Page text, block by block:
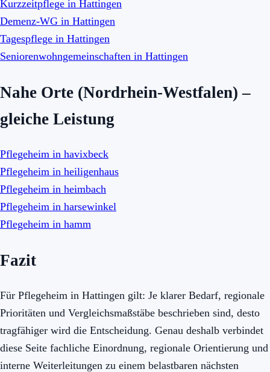
Kurzzeitpflege in Hattingen
Demenz-WG in Hattingen
Tagespflege in Hattingen
Seniorenwohngemeinschaften in Hattingen
Nahe Orte (Nordrhein-Westfalen) –
gleiche Leistung
Pflegeheim in havixbeck
Pflegeheim in heiligenhaus
Pflegeheim in heimbach
Pflegeheim in harsewinkel
Pflegeheim in hamm
Fazit
Für Pflegeheim in Hattingen gilt: Je klarer Bedarf, regionale
Prioritäten und Vergleichsmaßstäbe beschrieben sind, desto
tragfähiger wird die Entscheidung. Genau deshalb verbindet
diese Seite fachliche Einordnung, regionale Orientierung und
interne Weiterleitungen zu einem belastbaren nächsten